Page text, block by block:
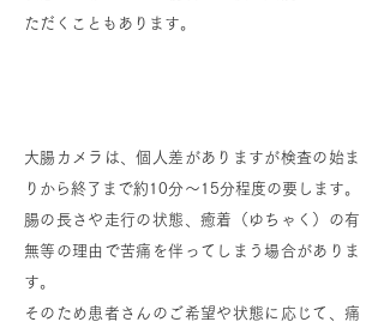
ただくこともあります。
大腸カメラは、個人差がありますが検査の始ま
りから終了まで約10分～15分程度の要します。
腸の長さや走行の状態、癒着（ゆちゃく）の有
無等の理由で苦痛を伴ってしまう場合がありま
す。
そのため患者さんのご希望や状態に応じて、痛